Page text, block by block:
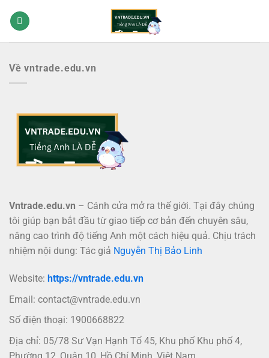
qua
Về vntrade.edu.vn
Vntrade.edu.vn – Cánh cửa mở ra thế giới. Tại đây chúng
tôi giúp bạn bắt đầu từ giao tiếp cơ bản đến chuyên sâu,
nâng cao trình độ tiếng Anh một cách hiệu quả. Chịu trách
nhiệm nội dung: Tác giả Nguyễn Thị Bảo Linh
Website: https://vntrade.edu.vn
Email: contact@vntrade.edu.vn
Số điện thoại: 1900668822
Địa chỉ: 05/78 Sư Vạn Hạnh Tổ 45, Khu phố Khu phố 4,